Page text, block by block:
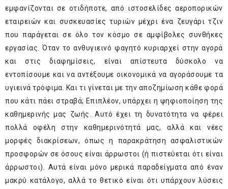
εμφανίζονται σε οτιδήποτε, από ιστοσελίδες αεροπορικών
εταιρειών και συσκευασίες τυριών μέχρι ένα ζευγάρι τζιν
που παράγεται σε όλο τον κόσμο σε αμφίβολες συνθήκες
εργασίας. Όταν το ανθυγιεινό φαγητό κυριαρχεί στην αγορά
και στις διαφημίσεις, είναι απίστευτα δύσκολο να
εντοπίσουμε και να αντέξουμε οικονομικά να αγοράσουμε τα
υγιεινά τρόφιμα. Και τι γίνεται με την αποζημίωση κάθε φορά
που κάτι πάει στραβά; Επιπλέον, υπάρχει η ψηφιοποίηση της
καθημερινής μας ζωής. Αυτό έχει τη δυνατότητα να φέρει
πολλά οφέλη στην καθημερινότητά μας, αλλά και νέες
μορφές διακρίσεων, όπως η παρακράτηση ασφαλιστικών
προσφορών σε όσους είναι άρρωστοι (ή πιστεύεται ότι είναι
άρρωστοι). Αυτά είναι μόνο μερικά παραδείγματα από έναν
μακρύ κατάλογο, αλλά το θετικό είναι ότι υπάρχουν λύσεις